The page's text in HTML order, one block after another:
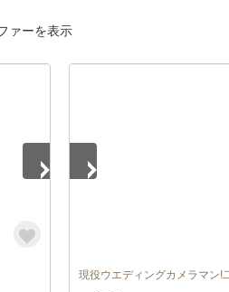
ァーを表示
現役ウエディングカメラマン!